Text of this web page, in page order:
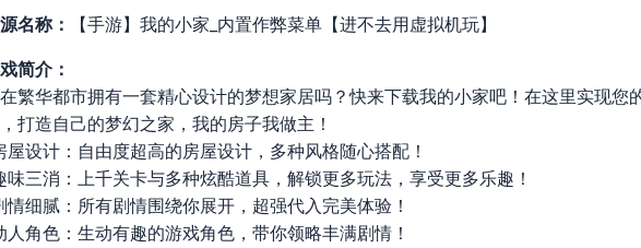
名称： 【手游】我的小家_内置作弊菜单【进不去用虚拟机玩】
简介：
繁华都市拥有一套精心设计的梦想家居吗？快来下载我的小家吧！在这里实现您
打造自己的梦幻之家，我的房子我做主！
屋设计：自由度超高的房屋设计，多种风格随心搭配！
味三消：上千关卡与多种炫酷道具，解锁更多玩法，享受更多乐趣！
情细腻：所有剧情围绕你展开，超强代入完美体验！
人角色：生动有趣的游戏角色，带你领略丰满剧情！